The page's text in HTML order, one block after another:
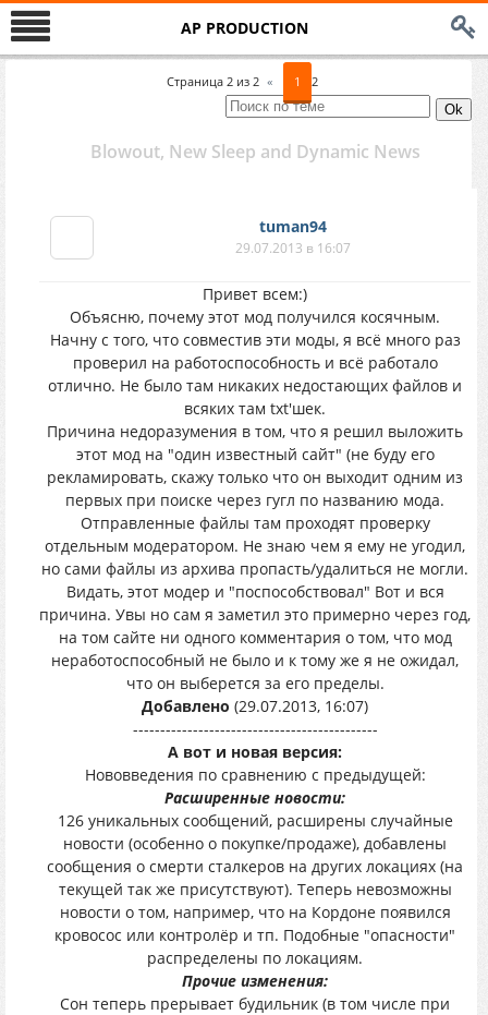
AP PRODUCTION
Страница 2 из 2 « 1 2
Blowout, New Sleep and Dynamic News
tuman94
29.07.2013 в 16:07
Привет всем:)
Объясню, почему этот мод получился косячным.
Начну с того, что совместив эти моды, я всё много раз
проверил на работоспособность и всё работало
отлично. Не было там никаких недостающих файлов и
всяких там txt'шек.
Причина недоразумения в том, что я решил выложить
этот мод на "один известный сайт" (не буду его
рекламировать, скажу только что он выходит одним из
первых при поиске через гугл по названию мода.
Отправленные файлы там проходят проверку
отдельным модератором. Не знаю чем я ему не угодил,
но сами файлы из архива пропасть/удалиться не могли.
Видать, этот модер и "поспособствовал" Вот и вся
причина. Увы но сам я заметил это примерно через год,
на том сайте ни одного комментария о том, что мод
неработоспособный не было и к тому же я не ожидал,
что он выберется за его пределы.
Добавлено (29.07.2013, 16:07)
---------------------------------------------
А вот и новая версия:
Нововведения по сравнению с предыдущей:
Расширенные новости:
126 уникальных сообщений, расширены случайные
новости (особенно о покупке/продаже), добавлены
сообщения о смерти сталкеров на других локациях (на
текущей так же присутствуют). Теперь невозможны
новости о том, например, что на Кордоне появился
кровосос или контролёр и тп. Подобные "опасности"
распределены по локациям.
Прочие изменения:
Сон теперь прерывает будильник (в том числе при